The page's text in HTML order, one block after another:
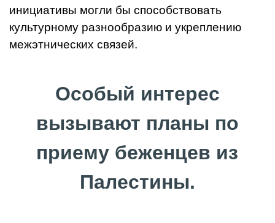
инициативы могли бы способствовать
культурному разнообразию и укреплению
межэтнических связей.
Особый интерес
вызывают планы по
приему беженцев из
Палестины.